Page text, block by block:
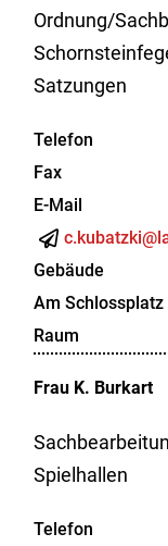
Ordnung/
Satzungen
Telefon
Fax
E-Mail
Gebäude
Am
Raum
Frau K. Burkart
Spielhallen
Telefon